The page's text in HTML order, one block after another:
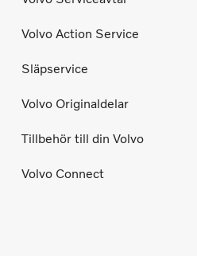
Volvo Action Service
Släpservice
Volvo Originaldelar
Tillbehör till din Volvo
Volvo Connect